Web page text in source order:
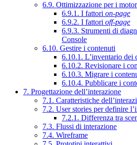
6.9. Ottimizzazione per i
6.9.1. I fattori on-page
6.9.2. I fattori off-page
6.9.3. Strumenti di
Console
6.10. Gestire i contenuti
6.10.1. L’inventario dei
6.10.2. Revisionare i
6.10.3. Migrare i
6.10.4. Pubblicare i
7. Progettazione dell’interazione
7.1. Caratteristiche
7.2. User stories per definire
7.2.1. Differenza tra
7.3. Flussi di interazione
7.4. Wireframe